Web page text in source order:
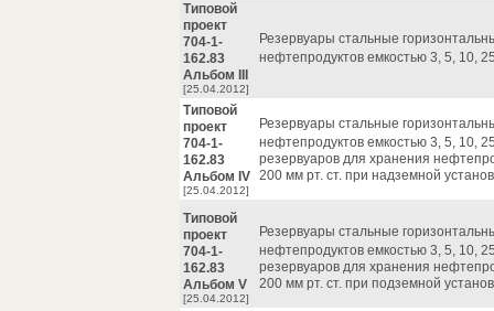
Типовой
проект
704-1-
162.83
Альбом III
[25.04.2012]
Резервуары стальные
нефтепродуктов емкостью 3, 5, 10,
Типовой
проект
704-1-
162.83
Альбом IV
[25.04.2012]
Резервуары стальные
нефтепродуктов емкостью 3, 5, 10,
резервуаров для хранения
200 мм рт. ст. при надземной
Типовой
проект
704-1-
162.83
Альбом V
[25.04.2012]
Резервуары стальные
нефтепродуктов емкостью 3, 5, 10,
резервуаров для хранения
200 мм рт. ст. при подземной